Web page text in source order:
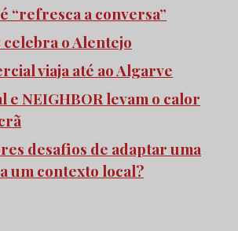
“refresca a conversa”
celebra o Alentejo
viaja até ao Algarve
NEIGHBOR levam o calor
desafios de adaptar uma
um contexto local?